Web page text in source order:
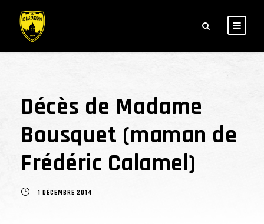
Décès de Madame
Bousquet (maman de
Frédéric Calamel)
1 DÉCEMBRE 2014